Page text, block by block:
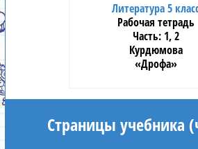
Литература 5
Рабочая тетрадь
1, 2
Курдюмова
«Дрофа»
Страницы учебника